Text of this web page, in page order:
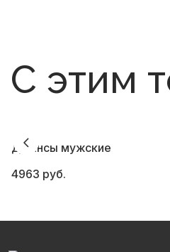
С этим
Джинсы мужские
4963 руб.